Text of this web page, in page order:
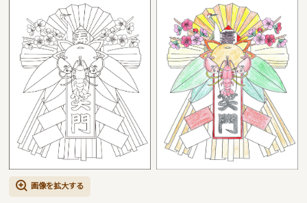
画像を拡大する